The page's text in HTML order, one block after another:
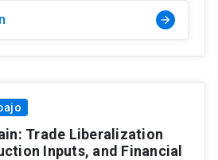
arrow_forward
Trade Liberalization
Inputs, and Financial